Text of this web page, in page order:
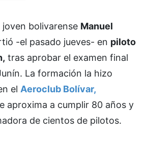
joven bolivarense Manuel
-el pasado jueves- en piloto
tras aprobar el examen final
La formación la hizo
el Aeroclub Bolívar,
aproxima a cumplir 80 años y
de cientos de pilotos.